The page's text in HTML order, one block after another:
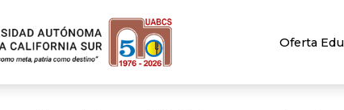
Oferta